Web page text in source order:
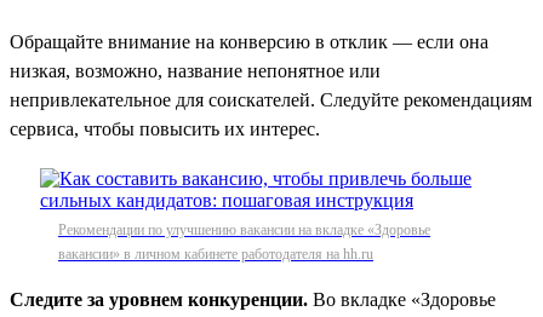
Обращайте внимание на конверсию в отклик — если она
низкая, возможно, название непонятное или
непривлекательное для соискателей. Следуйте рекомендациям
сервиса, чтобы повысить их интерес.
Рекомендации по улучшению вакансии на вкладке «Здоровье
вакансии» в личном кабинете работодателя на hh.ru
Следите за уровнем конкуренции. Во вкладке «Здоровье